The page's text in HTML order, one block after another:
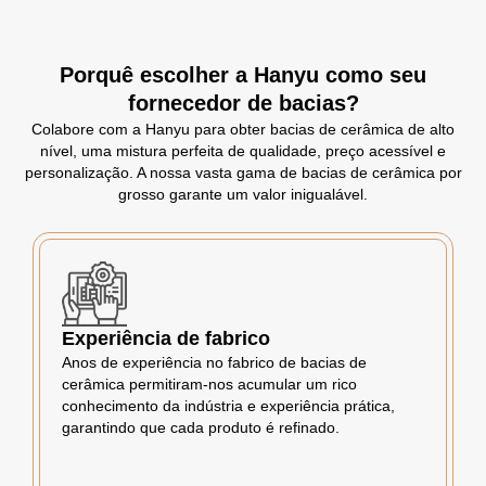
Porquê escolher a Hanyu como seu
fornecedor de bacias?
Colabore com a Hanyu para obter bacias de cerâmica de alto
nível, uma mistura perfeita de qualidade, preço acessível e
personalização. A nossa vasta gama de bacias de cerâmica por
grosso garante um valor inigualável.
Experiência de fabrico
Anos de experiência no fabrico de bacias de
cerâmica permitiram-nos acumular um rico
conhecimento da indústria e experiência prática,
garantindo que cada produto é refinado.